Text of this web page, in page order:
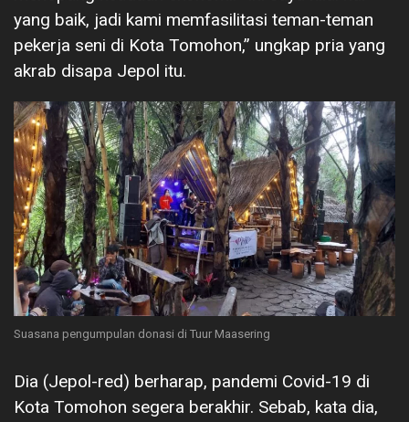
yang baik, jadi kami memfasilitasi teman-teman
pekerja seni di Kota Tomohon,” ungkap pria yang
akrab disapa Jepol itu.
Suasana pengumpulan donasi di Tuur Maasering
Dia (Jepol-red) berharap, pandemi Covid-19 di
Kota Tomohon segera berakhir. Sebab, kata dia,